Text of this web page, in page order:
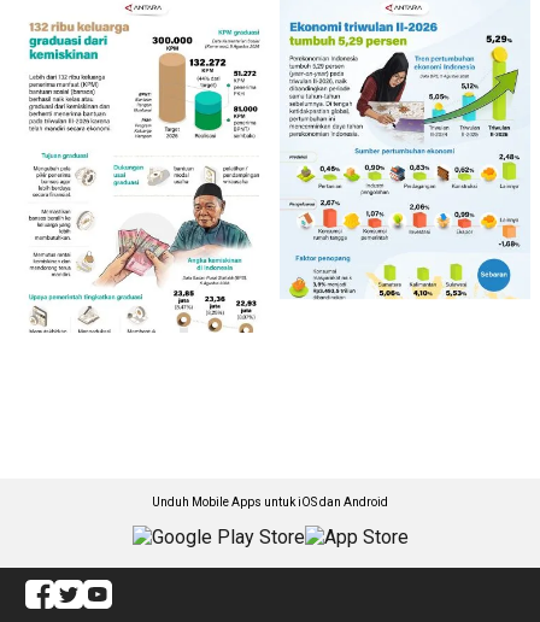
Unduh Mobile Apps untuk iOS dan Android